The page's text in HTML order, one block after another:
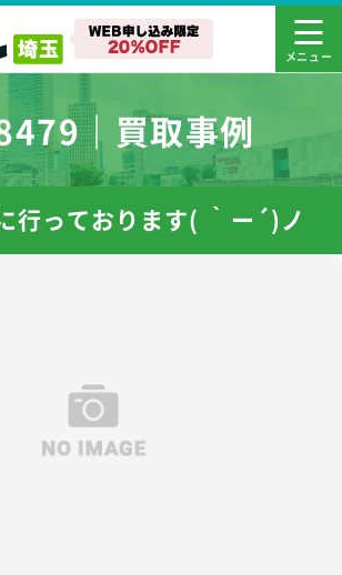
｜買取事例
行っております( ｀ー´)ノ